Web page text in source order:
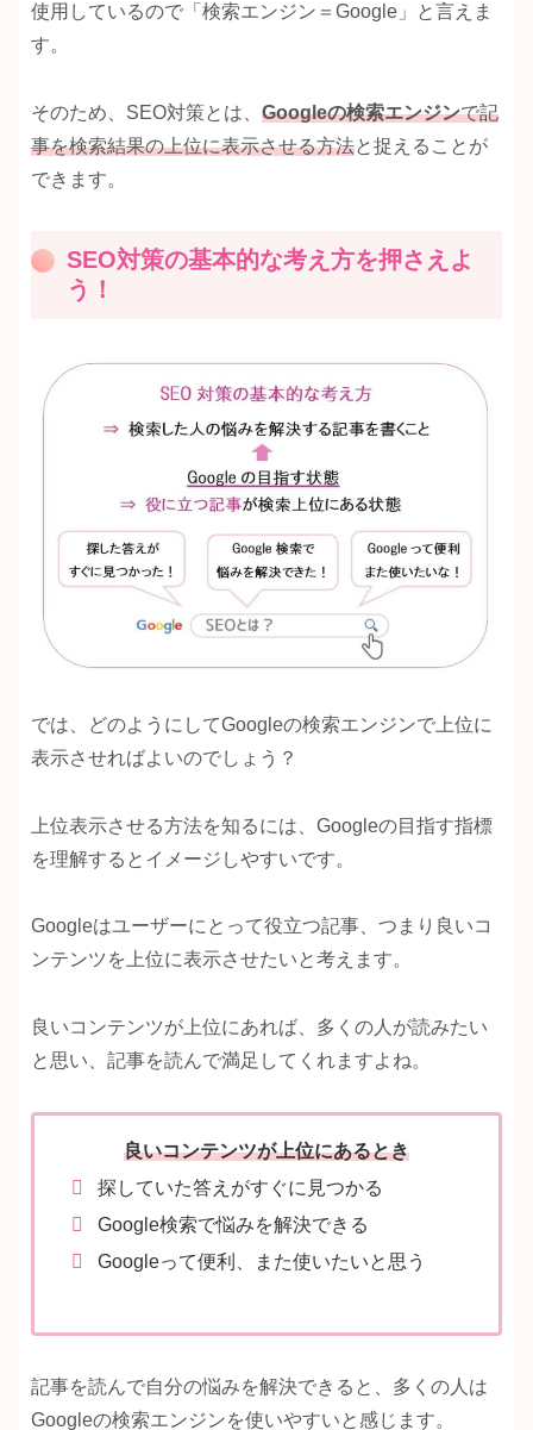
使用しているので「検索エンジン＝Google」と言えま
す。
そのため、SEO対策とは、 Googleの検索エンジンで記
事を検索結果の上位に表示させる方法と捉えることが
できます。
SEO対策の基本的な考え方を押さえよ
う！
では、どのようにしてGoogleの検索エンジンで上位に
表示させればよいのでしょう？
上位表示させる方法を知るには、Googleの目指す指標
を理解するとイメージしやすいです。
Googleはユーザーにとって役立つ記事、つまり良いコ
ンテンツを上位に表示させたいと考えます。
良いコンテンツが上位にあれば、多くの人が読みたい
と思い、記事を読んで満足してくれますよね。
良いコンテンツが上位にあるとき
探していた答えがすぐに見つかる
Google検索で悩みを解決できる
Googleって便利、また使いたいと思う
記事を読んで自分の悩みを解決できると、多くの人は
Googleの検索エンジンを使いやすいと感じます。